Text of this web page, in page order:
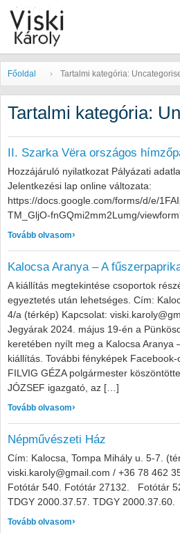
Főoldal Tartalmi kategória:
Tartalmi kategória:
II. Szarka Vёra országos
Hozzájáruló nyilatkozat Pályázati
Jelentkezési lap online változata:
https://docs.google.com/forms/d/e/
TM_GljO-fnGQmi2mm2Lumg/
Tovább olvasom: II. Szarka Vёra országos
Kalocsa Aranya – A
A kiállítás megtekintése csoportok
egyeztetés után lehetséges. Cím:
4/a (térkép) Kapcsolat:
Jegyárak 2024. május 19-én a
keretében nyílt meg a Kalocsa Aranya
kiállítás. További fényképek Facebook-
FILVIG GÉZA polgármester
JÓZSEF igazgató, az […]
Tovább olvasom: Kalocsa Aranya – A
Népművészeti Ház
Cím: Kalocsa, Tompa Mihály u. 5-7.
viski.karoly@gmail.com / +36 78 462
Fotótár 540. Fotótár 27132. Fotótár
TDGY 2000.37.57. TDGY 2000.37.60.
Tovább olvasom: Népművészeti Ház